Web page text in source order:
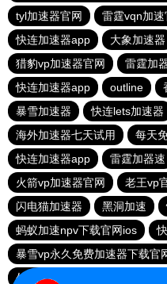
tyl加速器官网
雷霆vqn加速
快连加速器app
大象加速器
猎豹vp加速器官网
雷霆加
快连加速器app
outline
暴雪加速器
快连lets加速器
海外加速器七天试用
每天
快连加速器app
雷霆加器速
火箭vp加速器官网
老王vp
闪电猫加速器
黑洞加速
蚂蚁加速npv下载官网ios
暴雪vp永久免费加速器下载官
外网加速免费软件